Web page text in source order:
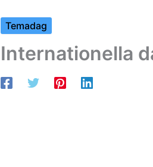
Temadag
Internationella